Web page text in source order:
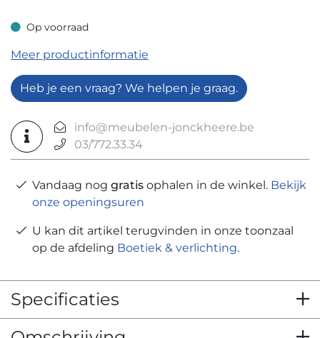
Op voorraad
Op voorraad
Meer productinformatie
Heb je een vraag? We helpen je graag.
info@meubelen-jonckheere.be
03/772.33.34
Vandaag nog gratis ophalen in de winkel. Bekijk
onze openingsuren
U kan dit artikel terugvinden in onze toonzaal
op de afdeling Boetiek & verlichting.
Specificaties